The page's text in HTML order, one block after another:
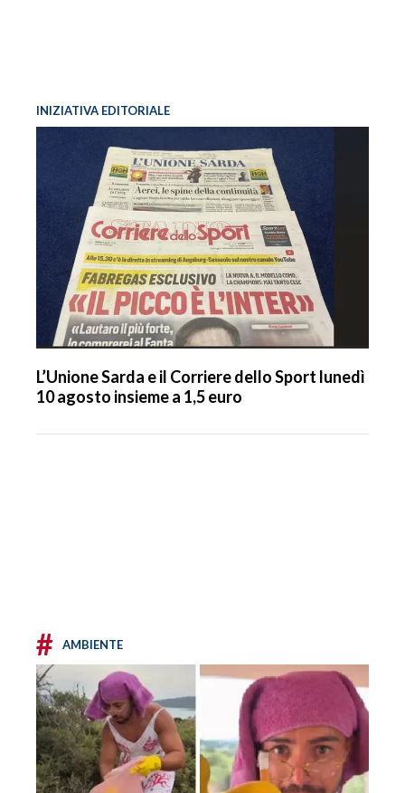
INIZIATIVA EDITORIALE
L’Unione Sarda e il Corriere dello Sport lunedì
10 agosto insieme a 1,5 euro
# AMBIENTE